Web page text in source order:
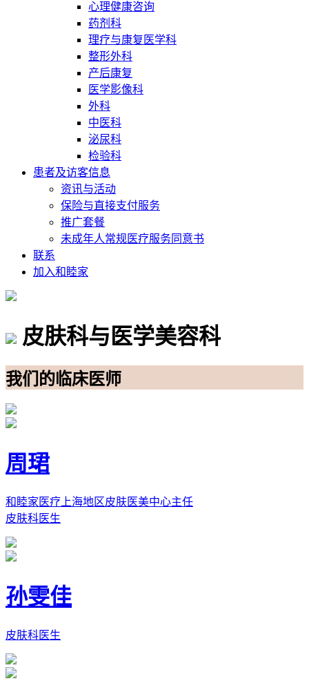
心理健康咨询
药剂科
理疗与康复医学科
整形外科
产后康复
医学影像科
外科
中医科
泌尿科
检验科
患者及访客信息
资讯与活动
保险与直接支付服务
推广套餐
未成年人常规医疗服务同意书
联系
加入和睦家
皮肤科与医学美容科
我们的临床医师
周珺
和睦家医疗上海地区皮肤医美中心主任
皮肤科医生
孙雯佳
皮肤科医生